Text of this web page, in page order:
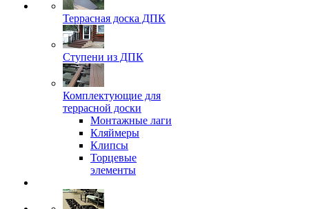
Террасная доска ДПК
Ступени из ДПК
Комплектующие для
террасной доски
Монтажные лаги
Кляймеры
Клипсы
Торцевые
элементы